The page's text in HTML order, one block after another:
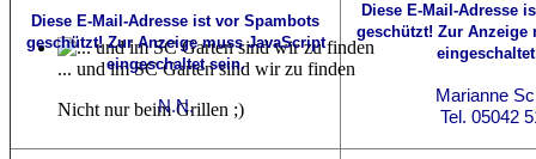
... und im SC Garten sind wir zu finden
Nicht nur beim Grillen ;)
Diese E-Mail-Adresse ist vor Spambots
geschützt! Zur Anzeige muss JavaScript
eingeschaltet sein.
N.N.
Diese E-Mail-Adresse
geschützt! Zur Anzeige
Marianne
Tel. 05042